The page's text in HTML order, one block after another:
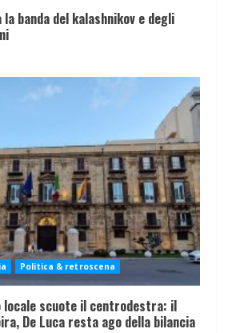
banda del kalashnikov e degli
Politica & retroscena
locale scuote il centrodestra: il
De Luca resta ago della bilancia